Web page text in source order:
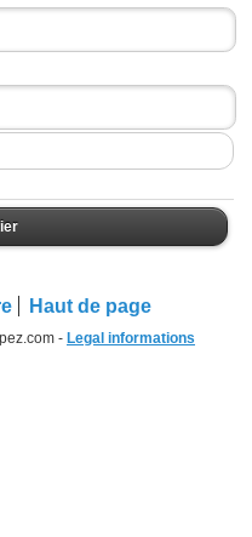
Haut de page
- Legal informations